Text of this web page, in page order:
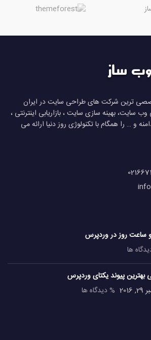
ترین شرکت های طراحی سایت در ایران
بهینه سازی سایت ، بازاریابی اینترنتی ،
و … را همگام با تکنولوژی روز دنیا ارائه می
ساعت روز در وردپرس
ها
بهترین پیوند یکتای وردپرس
% دیدگاه ها